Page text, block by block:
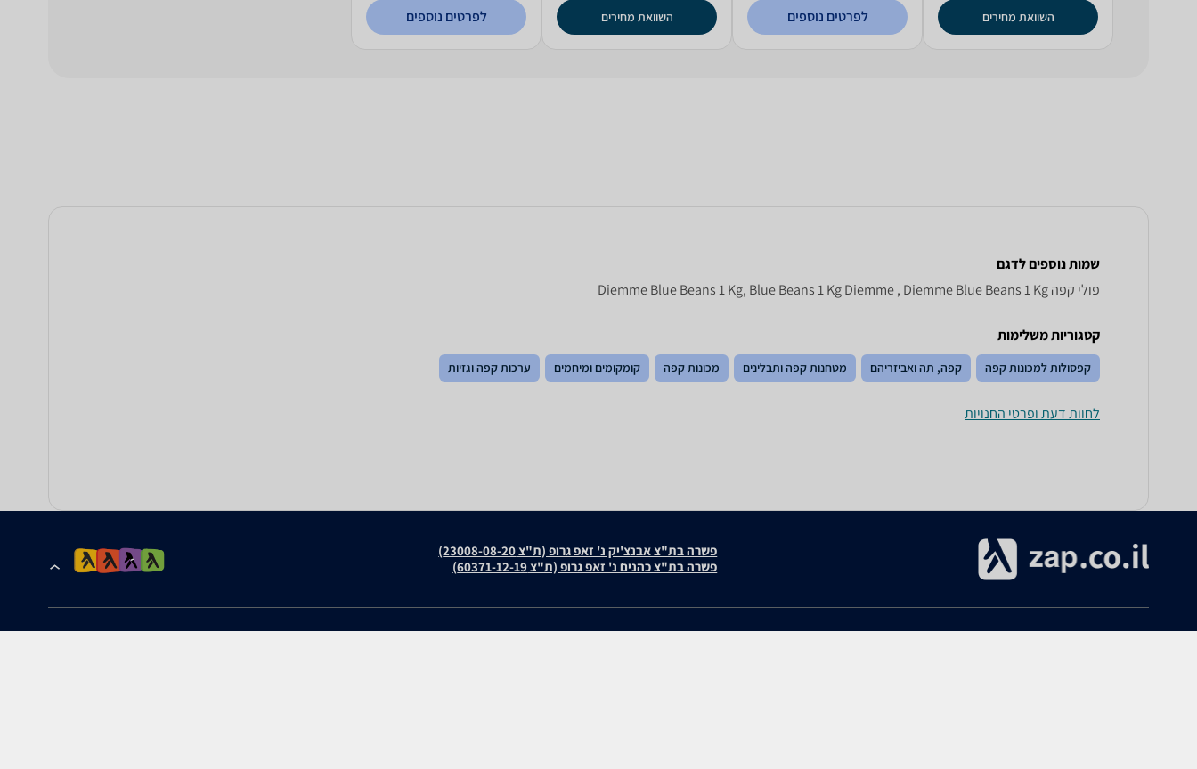
השוואת מחירים לפרטים נוספים השוואת מחירים לפרטים נוספים
שמות נוספים לדגם
‏פולי קפה Diemme Blue Beans 1 Kg, Blue Beans 1 Kg Diemme , Diemme Blue Beans 1 Kg
קטגוריות משלימות
קפסולות למכונות קפה קפה, תה ואביזריהם מטחנות קפה ותבלינים מכונות קפה קומקומים ומיחמים ערכות קפה וגזיות
לחוות דעת ופרטי החנויות
פשרה בת"צ אבנצ'יק נ' זאפ גרופ (ת"צ 23008-08-20)
פשרה בת"צ כהנים נ' זאפ גרופ (ת"צ 60371-12-19)